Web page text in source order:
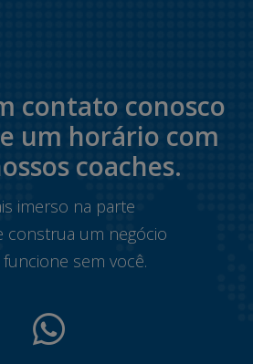
contato conosco
um horário com
coaches.
imerso na parte
construa um negócio
sem você.